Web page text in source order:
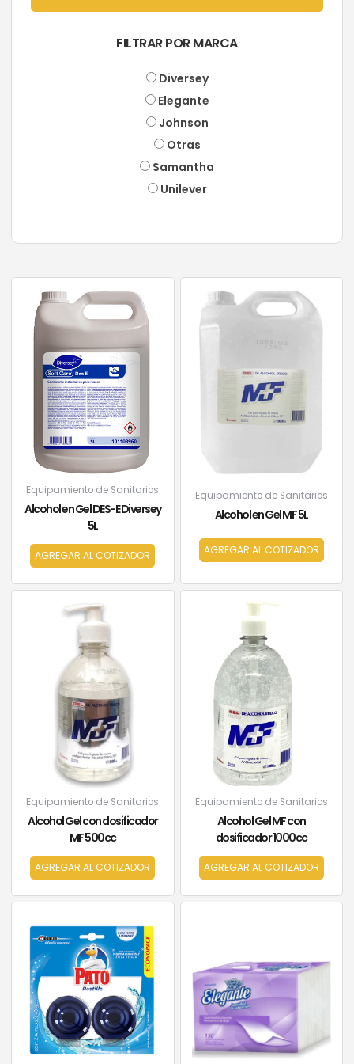
FILTRAR POR MARCA
Diversey
Elegante
Johnson
Otras
Samantha
Unilever
Equipamiento de Sanitarios
Alcohol en Gel DES-E Diversey
5L
AGREGAR AL COTIZADOR
Equipamiento de Sanitarios
Alcohol en Gel MF 5L
AGREGAR AL COTIZADOR
Equipamiento de Sanitarios
Alcohol Gel con dosificador
MF 500cc
AGREGAR AL COTIZADOR
Equipamiento de Sanitarios
Alcohol Gel MF con
dosificador 1000cc
AGREGAR AL COTIZADOR